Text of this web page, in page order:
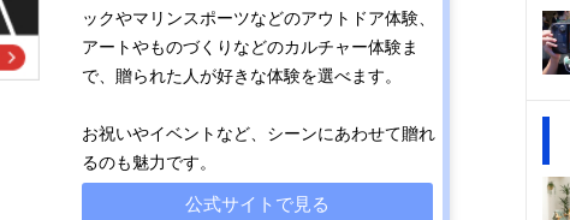
ックやマリンスポーツなどのアウトドア体験、
アートやものづくりなどのカルチャー体験ま
で、贈られた人が好きな体験を選べます。
お祝いやイベントなど、シーンにあわせて贈れ
るのも魅力です。
公式サイトで見る